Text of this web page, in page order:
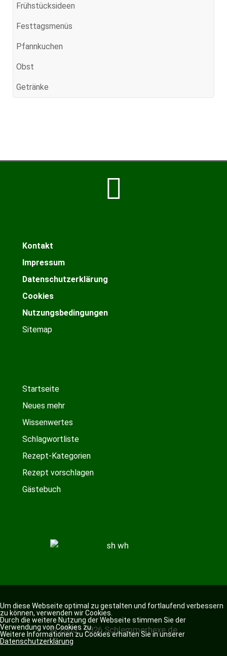
Frühstücksideen
Festtagsmenüs
Pfannkuchen
Obst
Getränke
Kontakt
Impressum
Datenschutzerklärung
Cookies
Nutzungsbedingungen
Sitemap
Startseite
Neues mehr
Wissenwertes
Schlagwortliste
Rezept-Kategorien
Rezept vorschlagen
Gästebuch
© 2003 - 2026 Schlemmerhexe.de
Um diese Webseite optimal zu gestalten und fortlaufend verbessern
zu können, verwenden wir Cookies.
Durch die weitere Nutzung der Webseite stimmen Sie der
Verwendung von Cookies zu.
Weitere Informationen zu Cookies erhalten Sie in unserer
Datenschutzerklärung